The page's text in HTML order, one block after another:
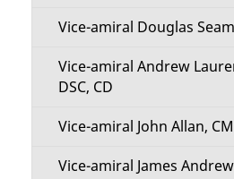
Vice-amiral Douglas
Vice-amiral Andrew
DSC, CD
Vice-amiral John Allan,
Vice-amiral James